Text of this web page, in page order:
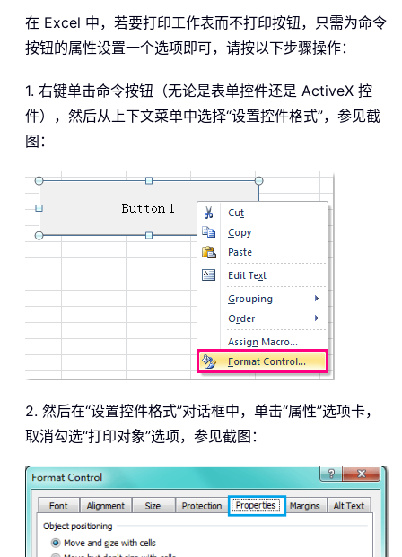
在 Excel 中，若要打印工作表而不打印按钮，只需为命令
按钮的属性设置一个选项即可，请按以下步骤操作：
1. 右键单击命令按钮（无论是表单控件还是 ActiveX 控
件），然后从上下文菜单中选择“设置控件格式”，参见截
图：
2. 然后在“设置控件格式”对话框中，单击“属性”选项卡，
取消勾选“打印对象”选项，参见截图：